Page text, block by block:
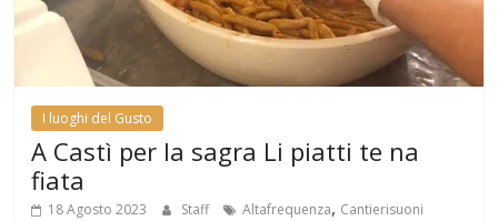
I luoghi del Gusto
A Castì per la sagra Li piatti te na
fiata
18 Agosto 2023 Staff Altafrequenza, Cantierisuoni